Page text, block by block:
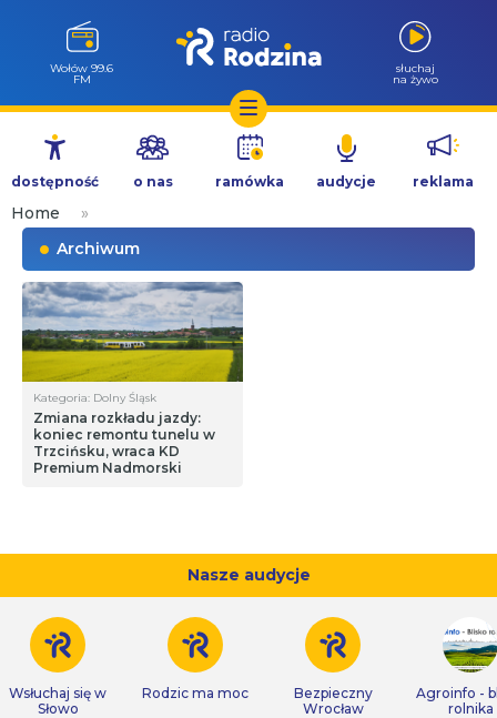
Przejdź
treści
Wołów 99.6
FM
słuchaj
na żywo
dostępność o nas ramówka audycje reklama
Home
»
Archiwum
Kategoria: Dolny Śląsk
Zmiana rozkładu jazdy:
koniec remontu tunelu w
Trzcińsku, wraca KD
Premium Nadmorski
Nasze audycje
Wsłuchaj się w
Słowo
Rodzic ma moc
Bezpieczny
Wrocław
Agroinfo -
rolnika